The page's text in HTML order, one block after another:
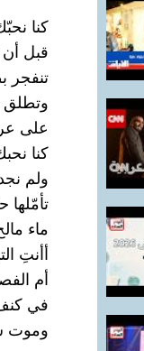
كنا
قبل أن
تنفجر
وتطلق
على
كنا
ولم
تأمّلها
ماء
أأنتِ
أم
في
وموت